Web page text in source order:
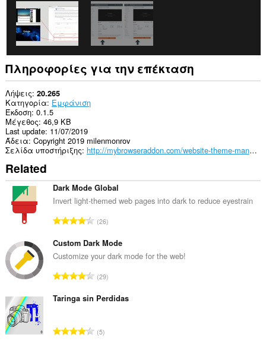
στα
δεδομένα
σας
ορισμένους
ιστότοπους.
Αυτή
η
επέκταση
μπορεί
να
έχει
πρόσβαση
στις
καρτέλες
και
στη
δραστηριότητα
περιήγησής
σας.
can
store
an
unlimited
amount
client-
side
data.
Πληροφορίες για την επέκταση
Λήψεις 20.265
Κατηγορία Εμφάνιση
Έκδοση 0.1.5
Μέγεθος 46,9 KB
Last update 11/07/2019
Άδεια Copyright 2019 milenmonrov
Σελίδα υποστήριξης
http://mybrowseraddon.com/website-theme-manager.html
Related
Dark Mode Global
Invert light-themed web pages into dark to reduce eyestrain
Σ
ν
ο
ο
α
μ
ο
26
Custom Dark Mode
Customize your dark mode for the web!
Σ
ν
ο
29
Taringa sin Perdidas
Σ5